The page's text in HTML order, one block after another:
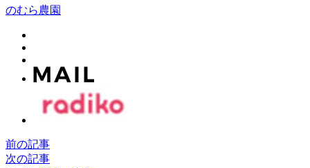
のむら農園
前の記事
次の記事